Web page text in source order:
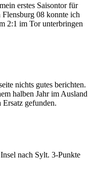
erstes Saisontor für
08 konnte ich
2:1 im Tor unterbringen
nichts gutes berichten.
halben Jahr im Ausland
gefunden.
nach Sylt. 3-Punkte